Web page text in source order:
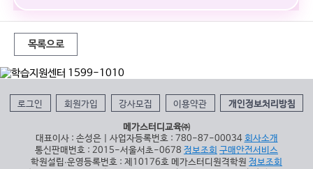
목록으로
로그인 회원가입 강사모집 이용약관 개인정보처리방침
메가스터디교육㈜
대표이사 : 손성은 | 사업자등록번호 : 780-87-00034 회사소개
통신판매번호 : 2015-서울서초-0678 정보조회 구매안전서비스
학원설립∙운영등록번호 : 제10176호 메가스터디원격학원 정보조회